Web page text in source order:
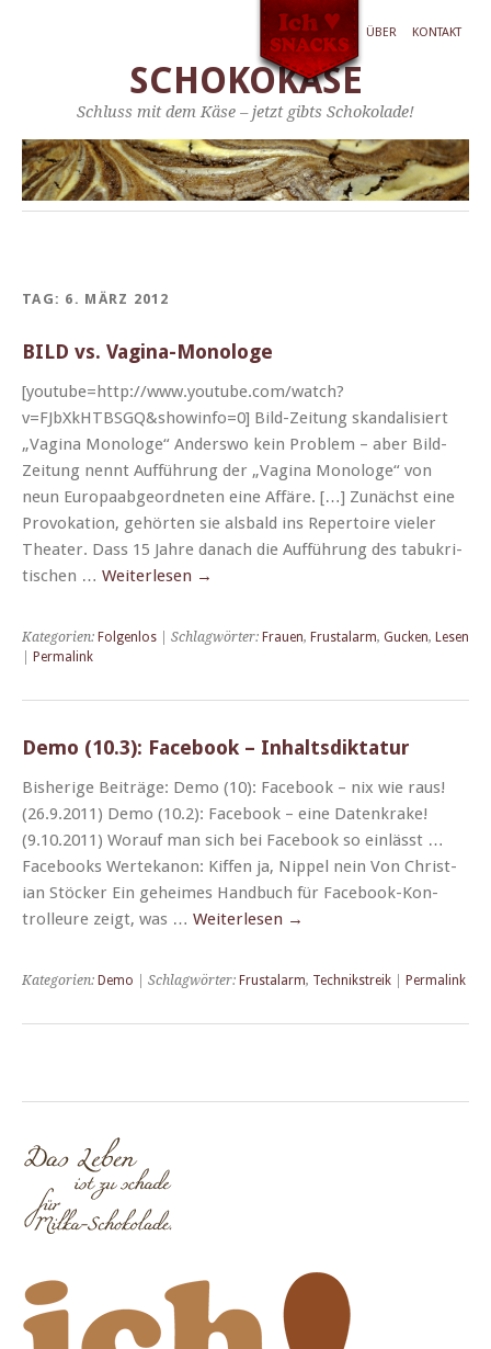
ÜBER KONTAKT
SCHOKOKÄSE
Schluss mit dem Käse – jetzt gibts Schokolade!
TAG: 6. MÄRZ 2012
BILD vs. Vagina-Monologe
[youtube=http://www.youtube.com/watch?
v=FJbXkHTBSGQ&showinfo=0] Bild-Zeitung skan­dal­isiert
„Vagi­na Monologe“ Ander­swo kein Prob­lem – aber Bild-
Zeitung nen­nt Auf­führung der „Vagi­na Monologe“ von
neun Europaab­ge­ord­neten eine Affäre. […] Zunächst eine
Pro­voka­tion, gehörten sie als­bald ins Reper­toire viel­er
The­ater. Dass 15 Jahre danach die Auf­führung des tabukri­
tis­chen … Weit­er­lesen →
Kategorien: Folgenlos | Schlagwörter: Frauen, Frustalarm, Gucken, Lesen
Permalink
Demo (10.3): Facebook – Inhaltsdiktatur
Bish­erige Beiträge: Demo (10): Face­book – nix wie raus!
(26.9.2011) Demo (10.2): Face­book – eine Datenkrake!
(9.10.2011) Worauf man sich bei Face­book so ein­lässt …
Face­books Wertekanon: Kif­f­en ja, Nip­pel nein Von Chris­t­
ian Stöck­er Ein geheimes Hand­buch für Face­­book-Kon­
trolleure zeigt, was … Weit­er­lesen →
Kategorien: Demo | Schlagwörter: Frustalarm, Technikstreik Permalink